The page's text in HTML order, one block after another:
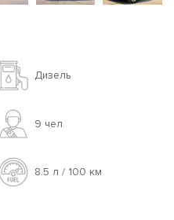
Дизель
9 чел
8.5 л / 100 км